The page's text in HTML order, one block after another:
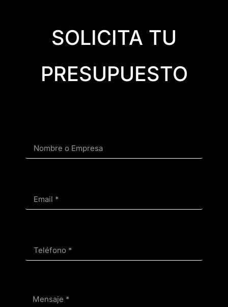
SOLICITA TU
PRESUPUESTO